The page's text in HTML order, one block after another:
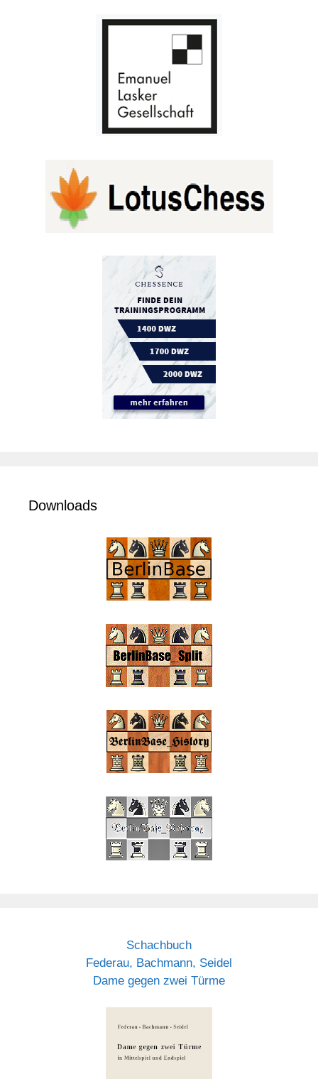
Downloads
Schachbuch
Federau, Bachmann, Seidel
Dame gegen zwei Türme